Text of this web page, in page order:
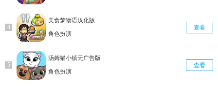
美食梦物语汉化版
角色扮演
查看
汤姆猫小镇无广告版
角色扮演
查看